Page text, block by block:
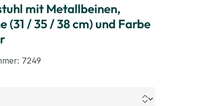
mit Metallbeinen,
(31 / 35 / 38 cm) und Farbe
7249